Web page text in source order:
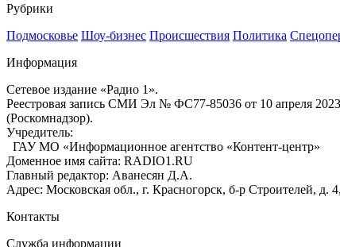
Рубрики
Подмосковье Шоу-бизнес Происшествия Политика
Информация
Сетевое издание «Радио 1».
Реестровая запись СМИ Эл № ФС77-85036 от 10 апреля
(Роскомнадзор).
Учредитель:
ГАУ МО «Информационное агентство «Контент-центр»
Доменное имя сайта: RADIO1.RU
Главный редактор: Аванесян Д.А.
Адрес: Московская обл., г. Красногорск, б-р Строителей,
Контакты
Служба информации